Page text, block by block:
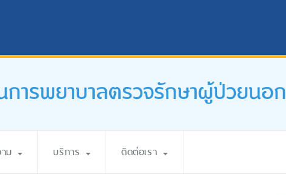
การพยาบาลตรวจรักษาผู้ป่วยนอก
ม บริการ ติดต่อเรา